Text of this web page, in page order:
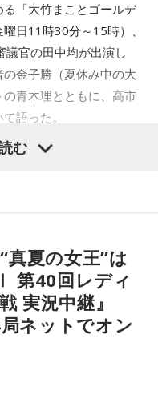
MINAMI WHEEL PASS
。
（税込）を含みま
、販売事務手数料を除
しません。
ケットを後日、限定枚
2026事務局
楽事務所/キョードー大
クリエーター/清水音泉/
ージ・ワン/夢番地）
名を受けた。
違うのではと。要する
ことは意図的だったの
た。わざわざ中国を構
敵国扱いすることで日
なことはソ連のように
国は日本にとって最大
のインバウンドの流入
角突き合わせるなんて
とを承知したうえで言
に、ということにな
「大竹まことゴールデ
日11時30分～15時）、
官の田中均が出演し
金子勝（夏休み中の大
青木理とともに、高市
語った。
ヶ月前。高市早苗政権が
ゃないか、という気が
治の手法というか。要
臣って特に昔は派閥の
なって。総理大臣に就
、あったわけです。知
言いません。でもそれ
む
夏の女王”は
第40回レディ
実況中継』
ネットでオン